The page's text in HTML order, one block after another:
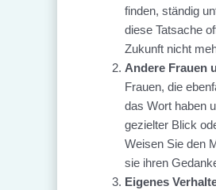
finden, ständig
diese Tatsache
Zukunft nicht
Andere Frauen
Frauen, die
das Wort haben
gezielter Blick
Weisen Sie den
sie ihren
Eigenes